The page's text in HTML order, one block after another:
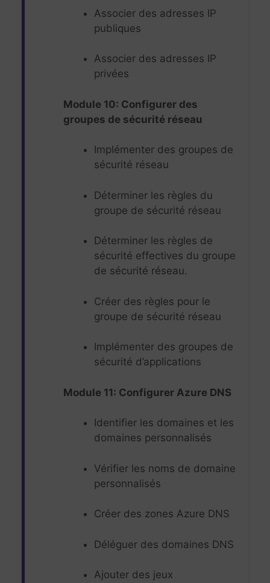
Associer des adresses IP
publiques
Associer des adresses IP
privées
Module 10: Configurer des
groupes de sécurité réseau
Implémenter des groupes de
sécurité réseau
Déterminer les règles du
groupe de sécurité réseau
Déterminer les règles de
sécurité effectives du groupe
de sécurité réseau.
Créer des règles pour le
groupe de sécurité réseau
Implémenter des groupes de
sécurité d’applications
Module 11: Configurer Azure DNS
Identifier les domaines et les
domaines personnalisés
Vérifier les noms de domaine
personnalisés
Créer des zones Azure DNS
Déléguer des domaines DNS
Ajouter des jeux